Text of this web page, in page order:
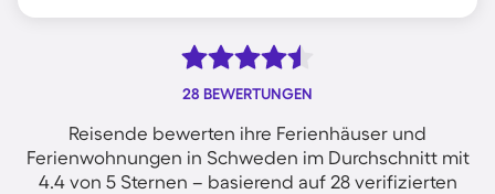
28 BEWERTUNGEN
Reisende bewerten ihre Ferienhäuser und
Ferienwohnungen in Schweden im Durchschnitt mit
4.4 von 5 Sternen – basierend auf 28 verifizierten